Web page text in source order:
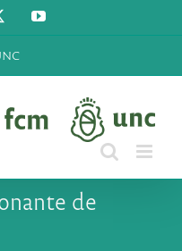
YouTube
de